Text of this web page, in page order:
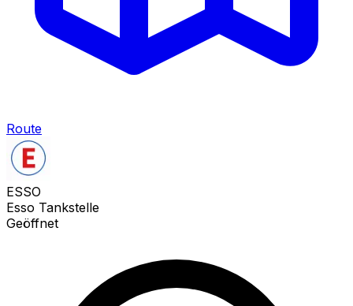
Route
ESSO
Esso Tankstelle
Geöffnet